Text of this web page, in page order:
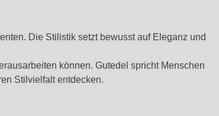
Die Stilistik setzt bewusst auf Eleganz und
können. Gutedel spricht Menschen
Stilvielfalt entdecken.